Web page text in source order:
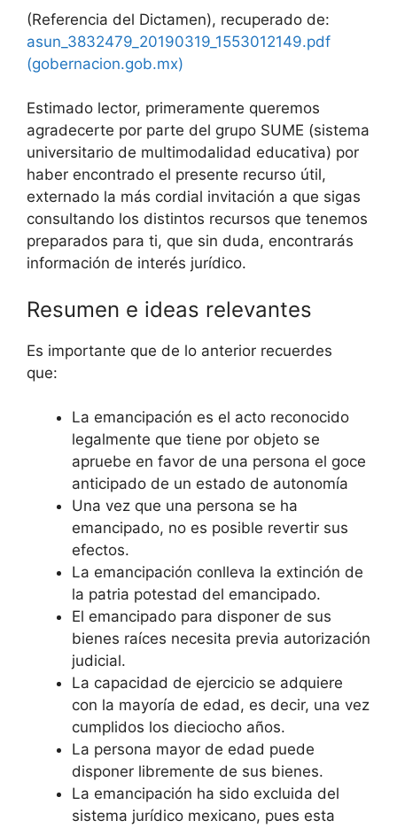
(Referencia del Dictamen), recuperado de:
asun_3832479_20190319_1553012149.pdf
(gobernacion.gob.mx)
Estimado lector, primeramente queremos
agradecerte por parte del grupo SUME (sistema
universitario de multimodalidad educativa) por
haber encontrado el presente recurso útil,
externado la más cordial invitación a que sigas
consultando los distintos recursos que tenemos
preparados para ti, que sin duda, encontrarás
información de interés jurídico.
Resumen e ideas relevantes
Es importante que de lo anterior recuerdes
que:
La emancipación es el acto reconocido
legalmente que tiene por objeto se
apruebe en favor de una persona el goce
anticipado de un estado de autonomía
Una vez que una persona se ha
emancipado, no es posible revertir sus
efectos.
La emancipación conlleva la extinción de
la patria potestad del emancipado.
El emancipado para disponer de sus
bienes raíces necesita previa autorización
judicial.
La capacidad de ejercicio se adquiere
con la mayoría de edad, es decir, una vez
cumplidos los dieciocho años.
La persona mayor de edad puede
disponer libremente de sus bienes.
La emancipación ha sido excluida del
sistema jurídico mexicano, pues esta